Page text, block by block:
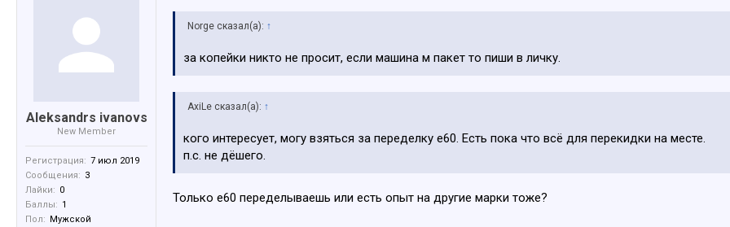
Aleksandrs ivanovs
New Member
Регистрация: 7 июл 2019
Сообщения: 3
Лайки: 0
Баллы: 1
Пол: Мужской
Norge сказал(а): ↑
за копейки никто не просит, если машина м пакет то пиши в личку.
AxiLe сказал(а): ↑
кого интересует, могу взяться за переделку е60. Есть пока что всё для перекидки на месте.
п.с. не дёшего.
Только е60 переделываешь или есть опыт на другие марки тоже?